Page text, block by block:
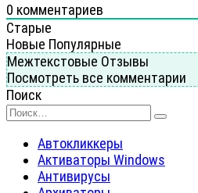
0 комментариев
Старые
Новые Популярные
Межтекстовые Отзывы
Посмотреть все комментарии
Поиск
Search
for:
Автокликкеры
Активаторы Windows
Антивирусы